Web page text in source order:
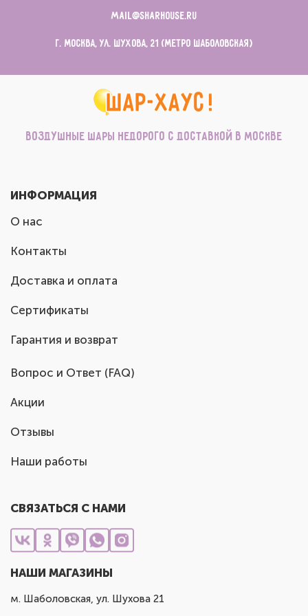
mail@sharhouse.ru
г. Москва, ул. Шухова, 21 (метро Шаболовская)
Воздушные шары недорого с доставкой в Москве
ИНФОРМАЦИЯ
О нас
Контакты
Доставка и оплата
Сертификаты
Гарантия и возврат
Вопрос и Ответ (FAQ)
Акции
Отзывы
Наши работы
СВЯЗАТЬСЯ С НАМИ
НАШИ МАГАЗИНЫ
м. Шаболовская, ул. Шухова 21